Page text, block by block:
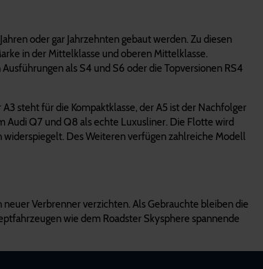
oder gar Jahrzehnten gebaut werden. Zu diesen
in der Mittelklasse und oberen Mittelklasse.
als S4 und S6 oder die Topversionen RS4
steht für die Kompaktklasse, der A5 ist der Nachfolger
Audi Q7 und Q8 als echte Luxusliner. Die Flotte wird
Des Weiteren verfügen zahlreiche Modell
Verbrenner verzichten. Als Gebrauchte bleiben die
wie dem Roadster Skysphere spannende